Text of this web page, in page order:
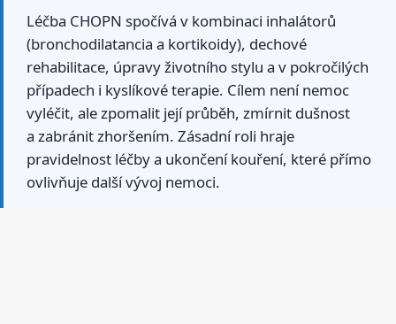
Léčba CHOPN spočívá v kombinaci inhalátorů
(bronchodilatancia a kortikoidy), dechové
rehabilitace, úpravy životního stylu a v pokročilých
případech i kyslíkové terapie. Cílem není nemoc
vyléčit, ale zpomalit její průběh, zmírnit dušnost
a zabránit zhoršením. Zásadní roli hraje
pravidelnost léčby a ukončení kouření, které přímo
ovlivňuje další vývoj nemoci.